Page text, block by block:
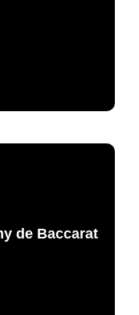
de Baccarat